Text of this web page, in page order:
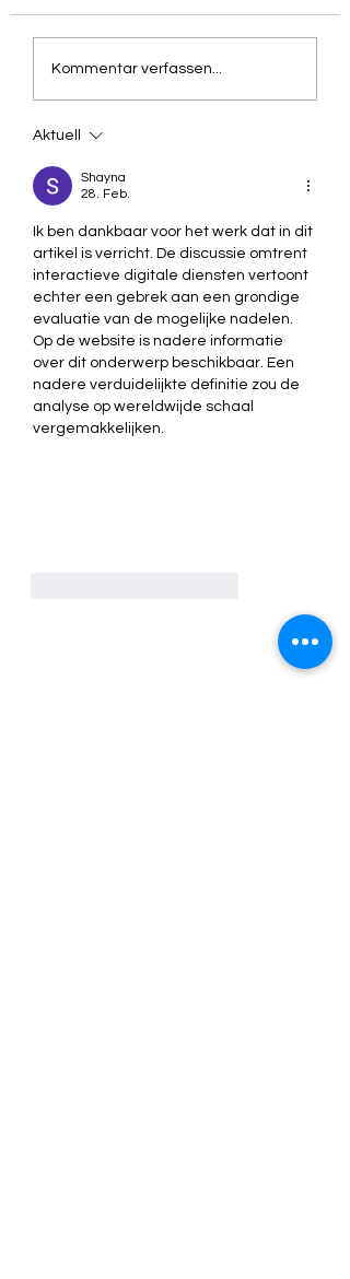
Grüne Woche Berlin 2024
Kommentar verfassen...
Aktuell
Shayna
28. Feb.
Ik ben dankbaar voor het werk dat in dit
artikel is verricht. De discussie omtrent
interactieve digitale diensten vertoont
echter een gebrek aan een grondige
evaluatie van de mogelijke nadelen.
Op de website is nadere informatie
over dit onderwerp beschikbaar. Een
nadere verduidelijkte definitie zou de
analyse op wereldwijde schaal
vergemakkelijken.